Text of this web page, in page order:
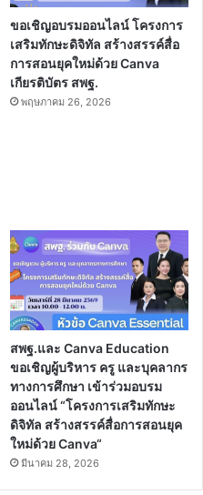
ขอเชิญอบรมออนไลน์ โครงการ
เสริมทักษะดิจิทัล สร้างสรรค์สื่อ
การสอนยุคใหม่ด้วย Canva
เกียรติบัตร สพฐ.
พฤษภาคม 26, 2026
สพฐ.และ Canva Education
ขอเชิญผู้บริหาร ครู และบุคลากร
ทางการศึกษา เข้าร่วมอบรม
ออนไลน์ “โครงการเสริมทักษะ
ดิจิทัล สร้างสรรค์สื่อการสอนยุค
ใหม่ด้วย Canva“
มีนาคม 28, 2026